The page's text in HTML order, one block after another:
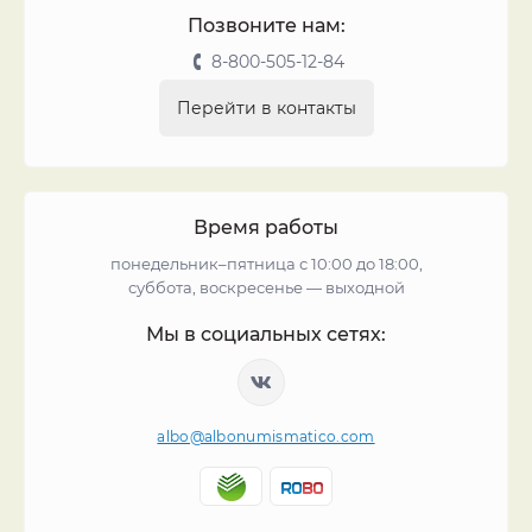
Позвоните нам:
8-800-505-12-84
Перейти в контакты
Время работы
понедельник–пятница с 10:00 до 18:00,
суббота, воскресенье — выходной
Мы в социальных сетях:
albo@albonumismatico.com